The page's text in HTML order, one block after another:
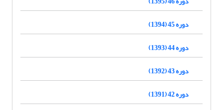
دوره 45 (1394)
دوره 44 (1393)
دوره 43 (1392)
دوره 42 (1391)